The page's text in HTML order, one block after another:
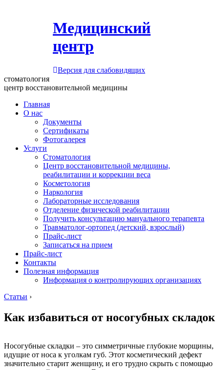
Медицинский
центр
Версия для слабовидящих
стоматология
центр восстановительной медицины
Главная
О нас
Документы
Сертификаты
Фотогалерея
Услуги
Стоматология
Центр восстановительной медицины,
реабилитации и коррекции веса
Косметология
Наркология
Лабораторные исследования
Отделение физической реабилитации
Получить консультацию мануального терапевта
Травматолог-ортопед (детский, взрослый)
Прайс-лист
Записаться на прием
Прайс-лист
Контакты
Полезная информация
Информация о контролирующих организациях
Статьи ›
Как избавиться от носогубных складок
Носогубные складки – это симметричные глубокие морщины,
идущие от носа к уголкам губ. Этот косметический дефект
значительно старит женщину, и его трудно скрыть с помощью